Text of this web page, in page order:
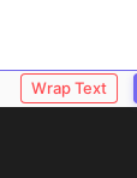
Wrap Text